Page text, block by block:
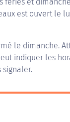
est ouvert le
le dimanche.
indiquer les
signaler.